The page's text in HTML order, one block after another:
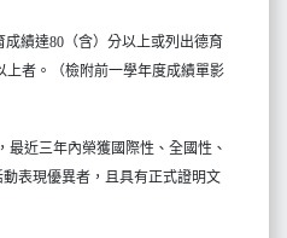
績達80（含）分以上或列出德育
上者。（檢附前一學年度成績單影
最近三年內榮獲國際性、全國性、
表現優異者，且具有正式證明文